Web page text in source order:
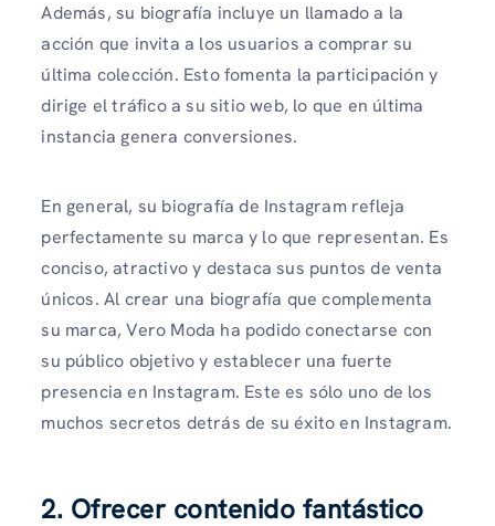
Además, su biografía incluye un llamado a la
acción que invita a los usuarios a comprar su
última colección. Esto fomenta la participación y
dirige el tráfico a su sitio web, lo que en última
instancia genera conversiones.
En general, su biografía de Instagram refleja
perfectamente su marca y lo que representan. Es
conciso, atractivo y destaca sus puntos de venta
únicos. Al crear una biografía que complementa
su marca, Vero Moda ha podido conectarse con
su público objetivo y establecer una fuerte
presencia en Instagram. Este es sólo uno de los
muchos secretos detrás de su éxito en Instagram.
2. Ofrecer contenido fantástico